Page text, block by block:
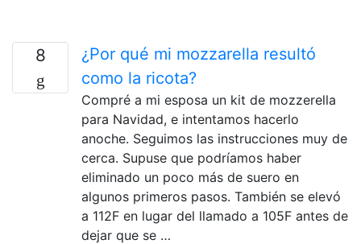
8
¿Por qué mi mozzarella resultó
como la ricota?
Compré a mi esposa un kit de mozzerella
para Navidad, e intentamos hacerlo
anoche. Seguimos las instrucciones muy de
cerca. Supuse que podríamos haber
eliminado un poco más de suero en
algunos primeros pasos. También se elevó
a 112F en lugar del llamado a 105F antes de
dejar que se …